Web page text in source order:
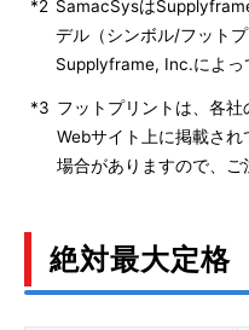
*2 SamacSysは
デル（シンボル/フット
Supplyframe, Inc.によっ
*3 フットプリントは、各
Webサイト上に掲載さ
場合がありますので、ご
絶対最大定格